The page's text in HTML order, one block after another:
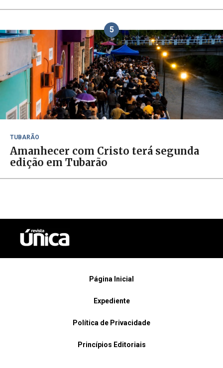
5
TUBARÃO
Amanhecer com Cristo terá segunda
edição em Tubarão
Página Inicial
Expediente
Política de Privacidade
Princípios Editoriais